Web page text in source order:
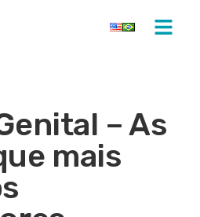
– As
mais